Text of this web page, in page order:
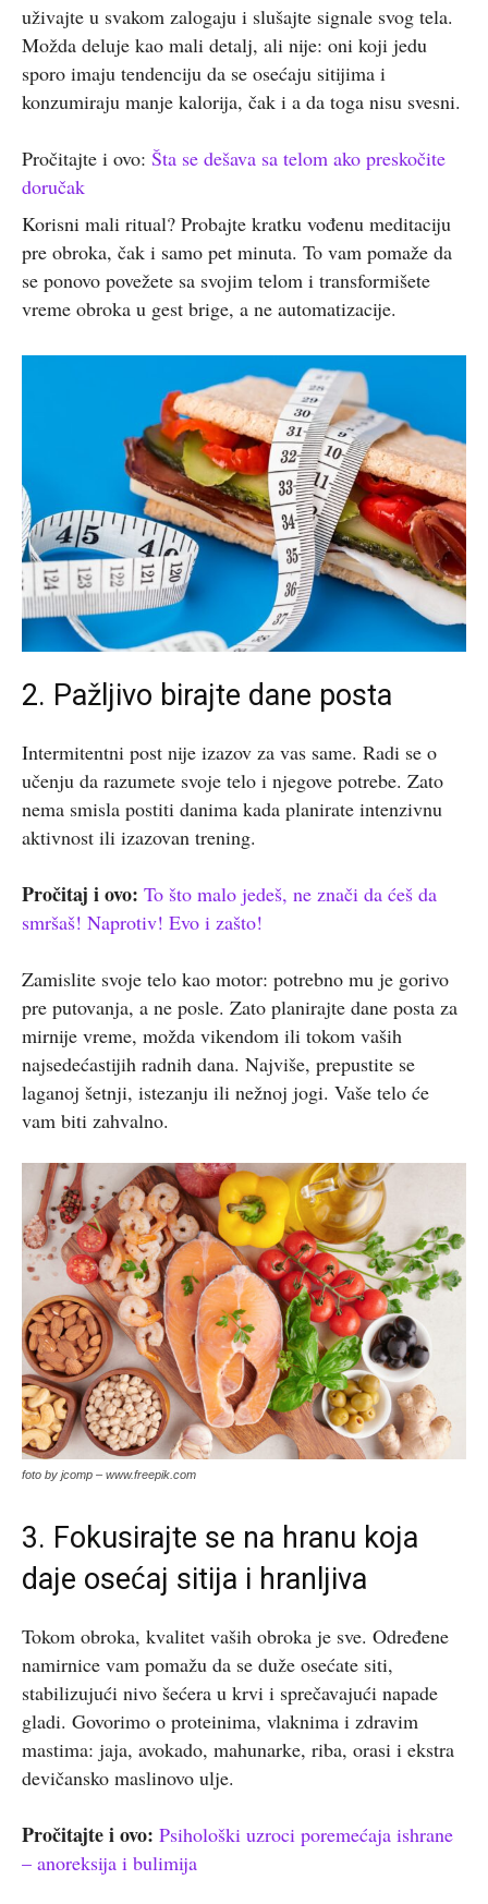
uživajte u svakom zalogaju i slušajte signale svog tela.
Možda deluje kao mali detalj, ali nije: oni koji jedu
sporo imaju tendenciju da se osećaju sitijima i
konzumiraju manje kalorija, čak i a da toga nisu svesni.
Pročitajte i ovo: Šta se dešava sa telom ako preskočite
doručak
Korisni mali ritual? Probajte kratku vođenu meditaciju
pre obroka, čak i samo pet minuta. To vam pomaže da
se ponovo povežete sa svojim telom i transformišete
vreme obroka u gest brige, a ne automatizacije.
2. Pažljivo birajte dane posta
Intermitentni post nije izazov za vas same. Radi se o
učenju da razumete svoje telo i njegove potrebe. Zato
nema smisla postiti danima kada planirate intenzivnu
aktivnost ili izazovan trening.
Pročitaj i ovo: To što malo jedeš, ne znači da ćeš da
smršaš! Naprotiv! Evo i zašto!
Zamislite svoje telo kao motor: potrebno mu je gorivo
pre putovanja, a ne posle. Zato planirajte dane posta za
mirnije vreme, možda vikendom ili tokom vaših
najsedećastijih radnih dana. Najviše, prepustite se
laganoj šetnji, istezanju ili nežnoj jogi. Vaše telo će
vam biti zahvalno.
foto by jcomp – www.freepik.com
3. Fokusirajte se na hranu koja
daje osećaj sitija i hranljiva
Tokom obroka, kvalitet vaših obroka je sve. Određene
namirnice vam pomažu da se duže osećate siti,
stabilizujući nivo šećera u krvi i sprečavajući napade
gladi. Govorimo o proteinima, vlaknima i zdravim
mastima: jaja, avokado, mahunarke, riba, orasi i ekstra
devičansko maslinovo ulje.
Pročitajte i ovo: Psihološki uzroci poremećaja ishrane
– anoreksija i bulimija